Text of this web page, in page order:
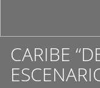
CARIBE